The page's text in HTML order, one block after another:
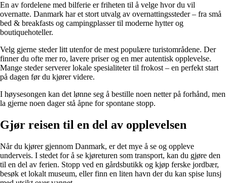
En av fordelene med bilferie er friheten til å velge hvor du vil
overnatte. Danmark har et stort utvalg av overnattingssteder – fra små
bed & breakfasts og campingplasser til moderne hytter og
boutiquehoteller.
Velg gjerne steder litt utenfor de mest populære turistområdene. Der
finner du ofte mer ro, lavere priser og en mer autentisk opplevelse.
Mange steder serverer lokale spesialiteter til frokost – en perfekt start
på dagen før du kjører videre.
I høysesongen kan det lønne seg å bestille noen netter på forhånd, men
la gjerne noen dager stå åpne for spontane stopp.
Gjør reisen til en del av opplevelsen
Når du kjører gjennom Danmark, er det mye å se og oppleve
underveis. I stedet for å se kjøreturen som transport, kan du gjøre den
til en del av ferien. Stopp ved en gårdsbutikk og kjøp ferske jordbær,
besøk et lokalt museum, eller finn en liten havn der du kan spise lunsj